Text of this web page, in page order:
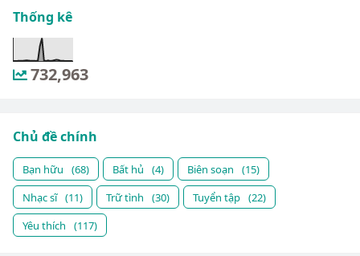
Thống kê
732,963
Chủ đề chính
Bạn hữu (68) Bất hủ (4) Biên soạn
(15)
Nhạc sĩ (11) Trữ tình (30) Tuyển tập (22)
Yêu thích
(117)